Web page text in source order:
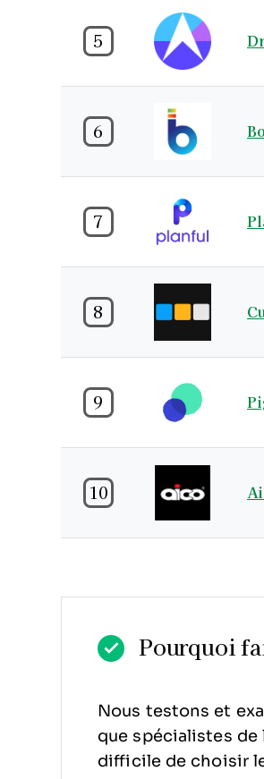
5
6
7
8
9
10
Pourquoi
Nous testons et
que spécialistes
difficile de choisir